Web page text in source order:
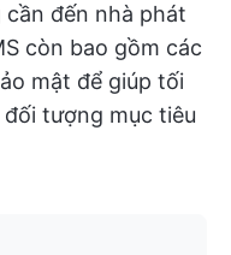
đến nhà phát
còn bao gồm các
mật để giúp tối
tượng mục tiêu